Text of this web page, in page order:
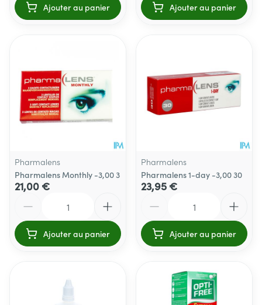
Ajouter au panier Ajouter au panier
Pharmalens
Pharmalens Monthly -3,00 3
21,00 €
Ajouter au panier
Pharmalens
Pharmalens 1-day -3,00 30
23,95 €
Ajouter au panier